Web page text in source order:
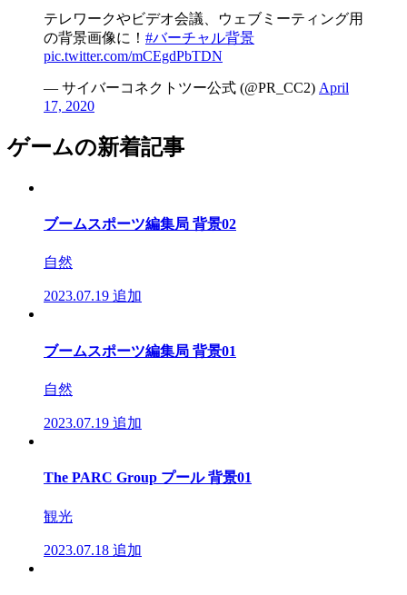
テレワークやビデオ会議、ウェブミーティング用
の背景画像に！ #バーチャル背景
pic.twitter.com/mCEgdPbTDN
— サイバーコネクトツー公式 (@PR_CC2) April
17, 2020
ゲームの新着記事
ブームスポーツ編集局 背景02
自然
2023.07.19 追加
ブームスポーツ編集局 背景01
自然
2023.07.19 追加
The PARC Group プール 背景01
観光
2023.07.18 追加